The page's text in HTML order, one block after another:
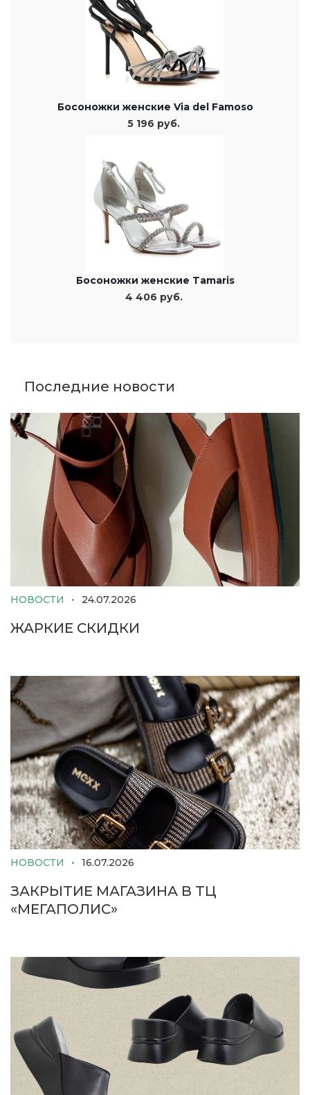
Босоножки женские Via del Famoso
5 196 руб.
Босоножки женские Tamaris
4 406 руб.
Последние новости
НОВОСТИ 24.07.2026
ЖАРКИЕ СКИДКИ
НОВОСТИ 16.07.2026
ЗАКРЫТИЕ МАГАЗИНА В ТЦ
«МЕГАПОЛИС»